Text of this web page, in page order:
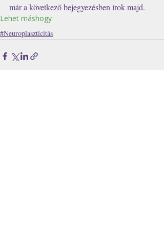
már a következő bejegyezésben írok majd.
Lehet máshogy
#Neuroplaszticitás